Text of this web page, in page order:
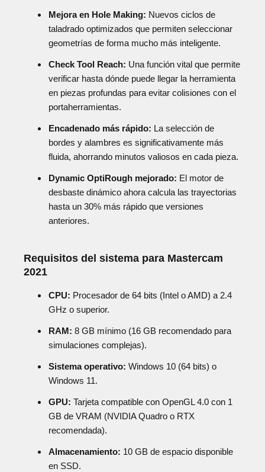
Mejora en Hole Making: Nuevos ciclos de
taladrado optimizados que permiten seleccionar
geometrías de forma mucho más inteligente.
Check Tool Reach: Una función vital que permite
verificar hasta dónde puede llegar la herramienta
en piezas profundas para evitar colisiones con el
portaherramientas.
Encadenado más rápido: La selección de
bordes y alambres es significativamente más
fluida, ahorrando minutos valiosos en cada pieza.
Dynamic OptiRough mejorado: El motor de
desbaste dinámico ahora calcula las trayectorias
hasta un 30% más rápido que versiones
anteriores.
Requisitos del sistema para Mastercam
2021
CPU: Procesador de 64 bits (Intel o AMD) a 2.4
GHz o superior.
RAM: 8 GB mínimo (16 GB recomendado para
simulaciones complejas).
Sistema operativo: Windows 10 (64 bits) o
Windows 11.
GPU: Tarjeta compatible con OpenGL 4.0 con 1
GB de VRAM (NVIDIA Quadro o RTX
recomendada).
Almacenamiento: 10 GB de espacio disponible
en SSD.